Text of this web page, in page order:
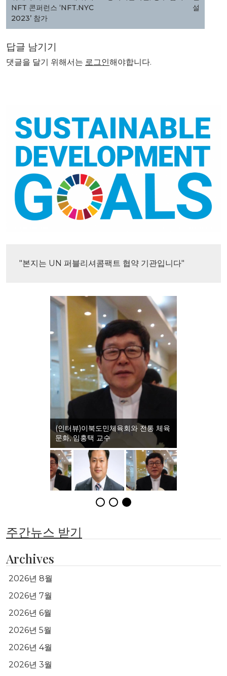
색
NFT 콘퍼런스 ‘NFT.NYC
2023’ 참가
설
답글 남기기
댓글을 달기 위해서는 로그인해야합니다.
"본지는 UN 퍼블리셔콤팩트 협약 기관입니다"
(인터뷰)이북도민체육회와 전통 체육
문화, 임홍택 교수
주간뉴스 받기
Archives
2026년 8월
2026년 7월
2026년 6월
2026년 5월
2026년 4월
2026년 3월